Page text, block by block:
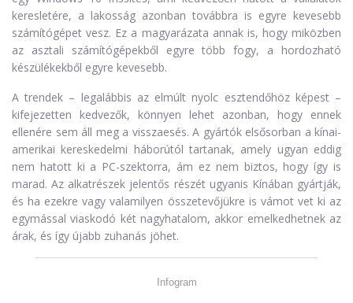
keresletére, a lakosság azonban továbbra is egyre kevesebb
számítógépet vesz. Ez a magyarázata annak is, hogy miközben
az asztali számítógépekből egyre több fogy, a hordozható
készülékekből egyre kevesebb.
A trendek – legalábbis az elmúlt nyolc esztendőhöz képest –
kifejezetten kedvezők, könnyen lehet azonban, hogy ennek
ellenére sem áll meg a visszaesés. A gyártók elsősorban a kínai-
amerikai kereskedelmi háborútól tartanak, amely ugyan eddig
nem hatott ki a PC-szektorra, ám ez nem biztos, hogy így is
marad. Az alkatrészek jelentős részét ugyanis Kínában gyártják,
és ha ezekre vagy valamilyen összetevőjükre is vámot vet ki az
egymással viaskodó két nagyhatalom, akkor emelkedhetnek az
árak, és így újabb zuhanás jöhet.
Infogram